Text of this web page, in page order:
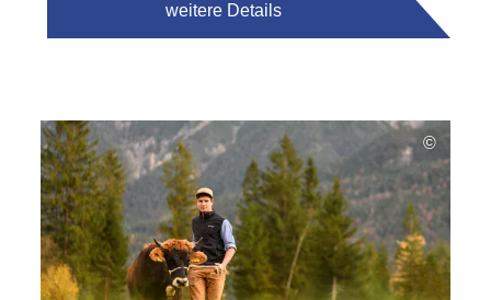
weitere Details
©